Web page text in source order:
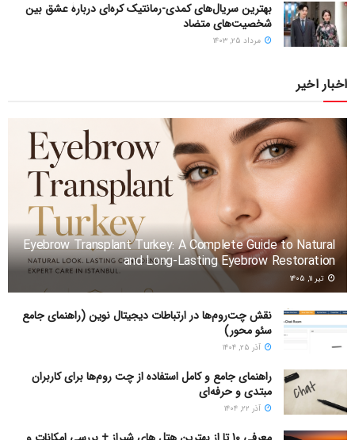
بهترین سریال‌های کمدی-رمانتیک کره‌ای دربارۀ عشق بین
شخصیت‌های متضاد
مرداد ۲۵, ۱۴۰۳
اخبار اخیر
Eyebrow Transplant Turkey: A Complete Guide to Natural
and Long-Lasting Eyebrow Restoration
تیر ۱۱, ۱۴۰۵
نقش چت‌روم‌ها در ارتباطات دیجیتال نوین (راهنمای جامع
سئو محور)
آذر ۲۵, ۱۴۰۴
راهنمای جامع و کامل استفاده از چت روم‌ها برای کاربران
مبتدی و حرفه‌ای
آذر ۲۲, ۱۴۰۴